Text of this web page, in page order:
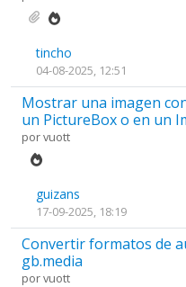
tincho
04-08-2025, 12:51
Mostrar una imagen
un PictureBox o en un
porvuott
guizans
17-09-2025, 18:19
Convertir formatos de
gb.media
porvuott